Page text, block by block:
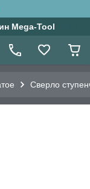
Mega-Tool
Сверло